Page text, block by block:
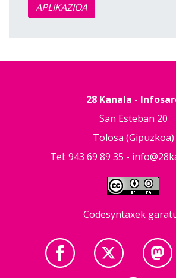
APLIKAZIOA
28 Kanala -
San Esteban 20
Tolosa (Gipuzkoa)
Tel: 943 69 89 35 -
Codesyntaxek